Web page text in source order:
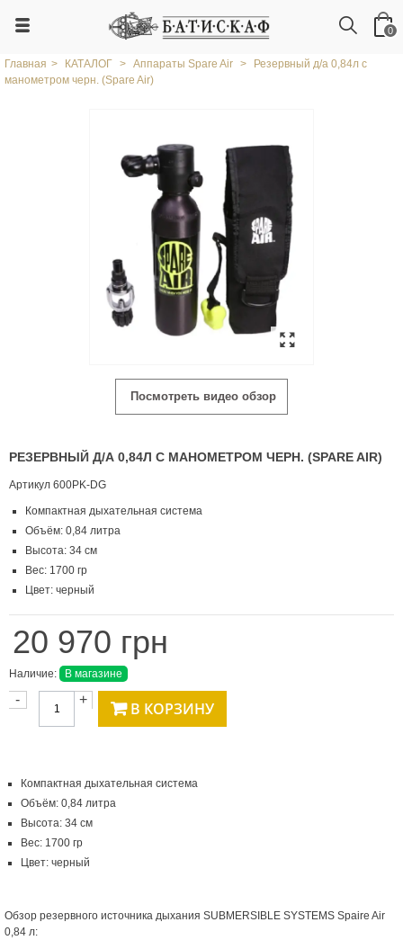
0
Главная > КАТАЛОГ > Аппараты Spare Air >
Резервный д/а 0,84л с
манометром черн. (Spare Air)
Посмотреть видео обзор
РЕЗЕРВНЫЙ Д/А 0,84Л С МАНОМЕТРОМ ЧЕРН. (SPARE AIR)
Артикул 600PK-DG
Компактная дыхательная система
Объём: 0,84 литра
Высота: 34 см
Вес: 1700 гр
Цвет: черный
20 970 грн
Наличие: В магазине
- + В КОРЗИНУ
Компактная дыхательная система
Объём: 0,84 литра
Высота: 34 см
Вес: 1700 гр
Цвет: черный
Обзор резервного источника дыхания SUBMERSIBLE SYSTEMS Spaire Air
0,84 л: